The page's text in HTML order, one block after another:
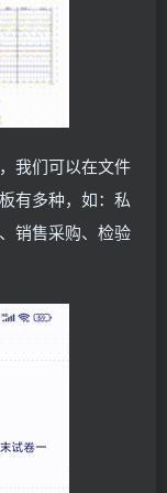
我们可以在文件
有多种，如：私
销售采购、检验